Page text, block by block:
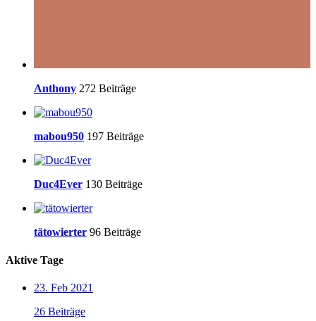
Anthony 272 Beiträge
mabou950 197 Beiträge
Duc4Ever 130 Beiträge
tätowierter 96 Beiträge
Aktive Tage
23. Feb 2021
26 Beiträge